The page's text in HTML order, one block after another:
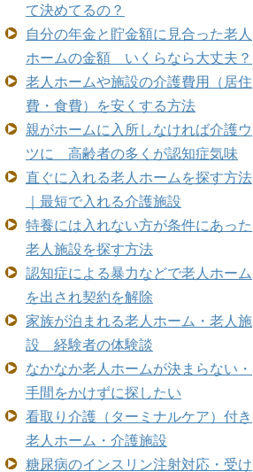
て決めてるの？
自分の年金と貯金額に見合った老人
ホームの金額 いくらなら大丈夫？
老人ホームや施設の介護費用（居住
費・食費）を安くする方法
親がホームに入所しなければ介護ウ
ツに 高齢者の多くが認知症気味
直ぐに入れる老人ホームを探す方法
｜最短で入れる介護施設
特養には入れない方が条件にあった
老人施設を探す方法
認知症による暴力などで老人ホーム
を出され契約を解除
家族が泊まれる老人ホーム・老人施
設 経験者の体験談
なかなか老人ホームが決まらない・
手間をかけずに探したい
看取り介護（ターミナルケア）付き
老人ホーム・介護施設
糖尿病のインスリン注射対応・受け